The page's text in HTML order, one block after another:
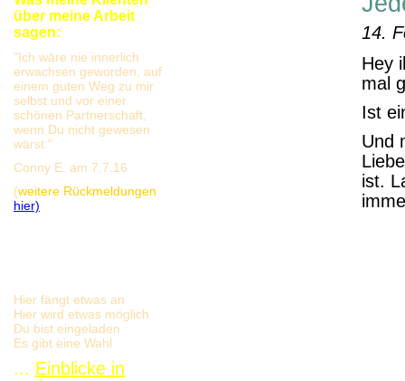
über meine Arbeit
sagen:
"Ich wäre nie innerlich
erwachsen geworden, auf
einem guten Weg zu mir
selbst und vor einer
schönen Partnerschaft,
wenn Du nicht gewesen
wärst."
Conny E. am 7.7.16
(weitere Rückmeldungen
hier)
Hier fängt etwas an
Hier wird etwas möglich
Du bist eingeladen
Es gibt eine Wahl
... Einblicke in
14.
Hey
mal
Ist
Und
ist.